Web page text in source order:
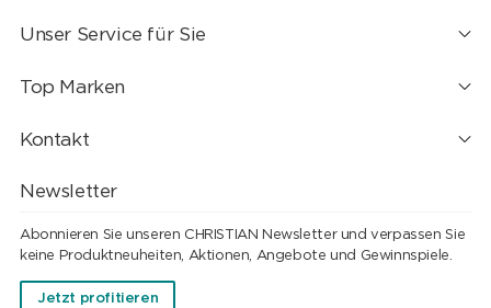
Unser Service für Sie
Top Marken
Kontakt
Newsletter
Abonnieren Sie unseren CHRISTIAN Newsletter und verpassen Sie
keine Produktneuheiten, Aktionen, Angebote und Gewinnspiele.
Jetzt profitieren